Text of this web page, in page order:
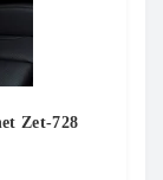
Zet-728